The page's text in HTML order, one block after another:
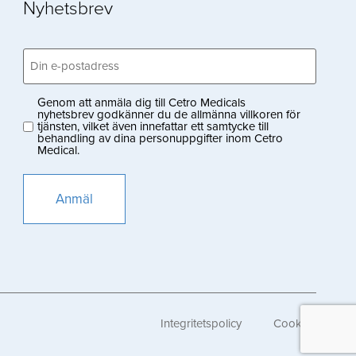
Nyhetsbrev
Email
(Obligatoriskt)
Privacy
(Obligatoriskt)
Genom att anmäla dig till Cetro Medicals
nyhetsbrev godkänner du de allmänna villkoren för
tjänsten, vilket även innefattar ett samtycke till
behandling av dina personuppgifter inom Cetro
Medical.
Integritetspolicy Cookies